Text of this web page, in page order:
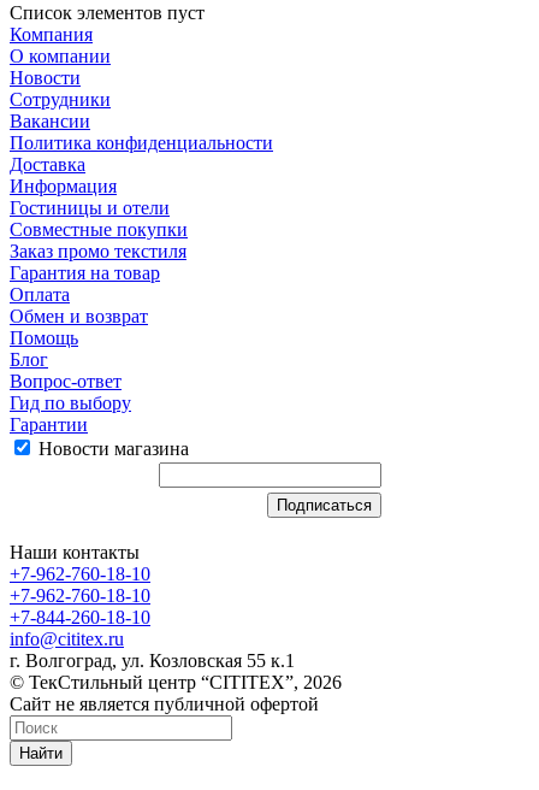
Список элементов пуст
Компания
О компании
Новости
Сотрудники
Вакансии
Политика конфиденциальности
Доставка
Информация
Гостиницы и отели
Совместные покупки
Заказ промо текстиля
Гарантия на товар
Оплата
Обмен и возврат
Помощь
Блог
Вопрос-ответ
Гид по выбору
Гарантии
Новости магазина
Наши контакты
+7-962-760-18-10
+7-962-760-18-10
+7-844-260-18-10
info@cititex.ru
г. Волгоград, ул. Козловская 55 к.1
© ТекСтильный центр “CITITEX”, 2026
Сайт не является публичной офертой
Найти